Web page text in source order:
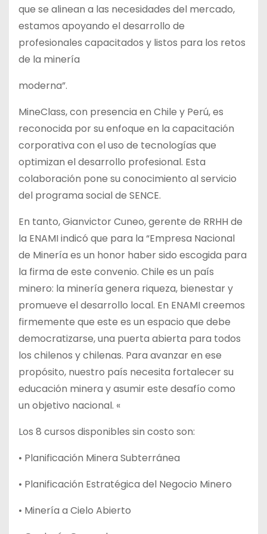
que se alinean a las necesidades del mercado,
estamos apoyando el desarrollo de
profesionales capacitados y listos para los retos
de la minería
moderna”.
MineClass, con presencia en Chile y Perú, es
reconocida por su enfoque en la capacitación
corporativa con el uso de tecnologías que
optimizan el desarrollo profesional. Esta
colaboración pone su conocimiento al servicio
del programa social de SENCE.
En tanto, Gianvictor Cuneo, gerente de RRHH de
la ENAMI indicó que para la “Empresa Nacional
de Minería es un honor haber sido escogida para
la firma de este convenio. Chile es un país
minero: la minería genera riqueza, bienestar y
promueve el desarrollo local. En ENAMI creemos
firmemente que este es un espacio que debe
democratizarse, una puerta abierta para todos
los chilenos y chilenas. Para avanzar en ese
propósito, nuestro país necesita fortalecer su
educación minera y asumir este desafío como
un objetivo nacional. «
Los 8 cursos disponibles sin costo son:
• Planificación Minera Subterránea
• Planificación Estratégica del Negocio Minero
• Minería a Cielo Abierto